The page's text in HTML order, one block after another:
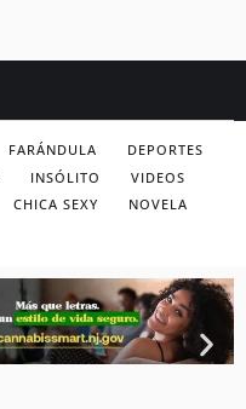
FARÁNDULA
DEPORTES
INSÓLITO
VIDEOS
CHICA SEXY NOVELA